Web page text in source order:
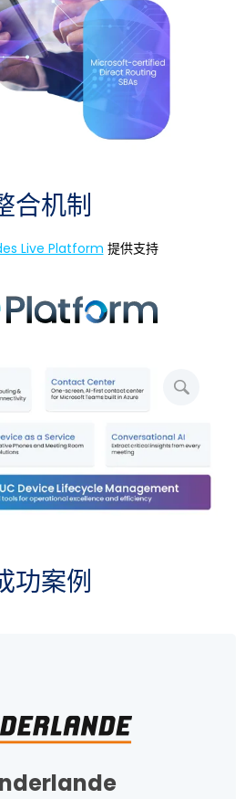
合机制
Live Platform 提供支持
放
大
片
功案例